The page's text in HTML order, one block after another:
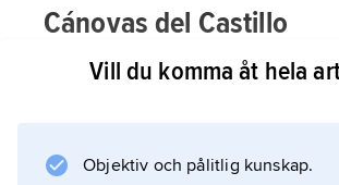
Cánovas del Castillo
[kaʹnoβasdelkastiʹl o] ,
spanska monarkins
Vill du komma åt hela
Objektiv och pålitlig kunskap.